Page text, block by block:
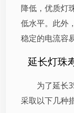
降低，优质灯
低水平。此外
稳定的电流容
延长灯珠
为了延长
采取以下几种